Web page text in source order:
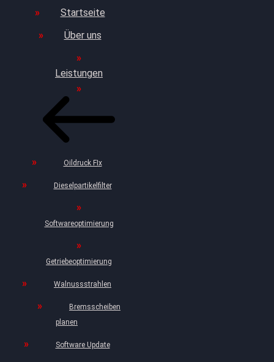
Startseite
Über uns
Leistungen
Oildruck FIx
Dieselpartikelfilter
Softwareoptimierung
Getriebeoptimierung
Walnussstrahlen
Bremsscheiben
planen
Software Update